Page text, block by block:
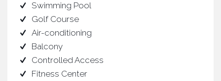
Swimming Pool
Golf Course
Air-conditioning
Balcony
Controlled Access
Fitness Center